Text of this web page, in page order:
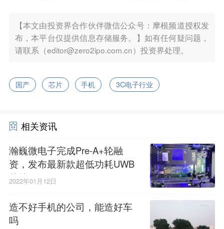
【本文由投资界合作伙伴微信公众号：摩根频道授权发
布，本平台仅提供信息存储服务。】如有任何疑问题，
请联系（editor@zero2ipo.com.cn）投资界处理。
国产 芯片 手机 3C电子行业
相关资讯
瀚巍微电子完成Pre-A+轮融
资，发布最新款超低功耗UWB
芯片
2022年01月12日
造不好手机的公司，能造好车
吗